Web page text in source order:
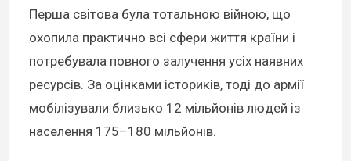
Перша світова була тотальною війною, що
охопила практично всі сфери життя країни і
потребувала повного залучення усіх наявних
ресурсів. За оцінками істориків, тоді до армії
мобілізували близько 12 мільйонів людей із
населення 175–180 мільйонів.